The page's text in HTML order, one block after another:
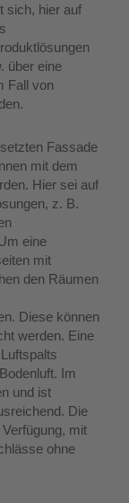
sich, hier auf
über eine
Fall von
Fassade
mit dem
Hier sei auf
z. B.
eine
mit
den Räumen
Diese können
werden. Eine
Im
und ist
Die
mit
ohne